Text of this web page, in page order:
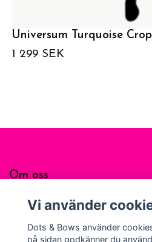
Universum Turquoise
1 299 SEK
Om oss
Sociala medier
Vi använder
Dots & Bows använder
på sidan godkänner du